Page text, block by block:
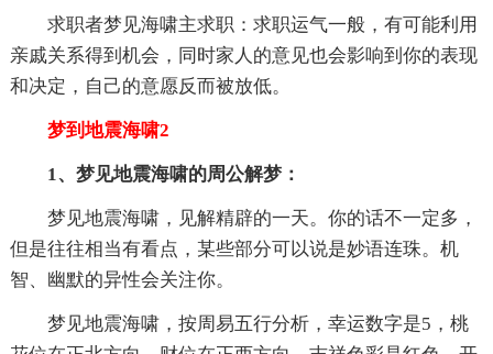
求职者梦见海啸主求职：求职运气一般，有可能利用
亲戚关系得到机会，同时家人的意见也会影响到你的表现
和决定，自己的意愿反而被放低。
梦到地震海啸2
1、梦见地震海啸的周公解梦：
梦见地震海啸，见解精辟的一天。你的话不一定多，
但是往往相当有看点，某些部分可以说是妙语连珠。机
智、幽默的异性会关注你。
梦见地震海啸，按周易五行分析，幸运数字是5，桃